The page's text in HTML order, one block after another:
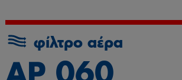
φίλτρο αέρα
AP 060